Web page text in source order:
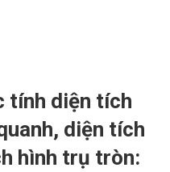
tính diện tích
diện tích
hình trụ tròn: